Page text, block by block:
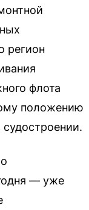
регион
флота
положению
— уже